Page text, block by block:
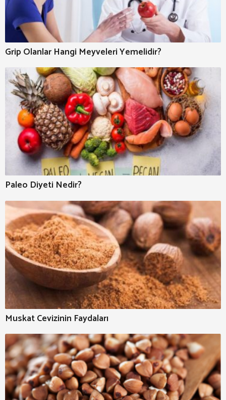
Grip Olanlar Hangi Meyveleri Yemelidir?
Paleo Diyeti Nedir?
Muskat Cevizinin Faydaları